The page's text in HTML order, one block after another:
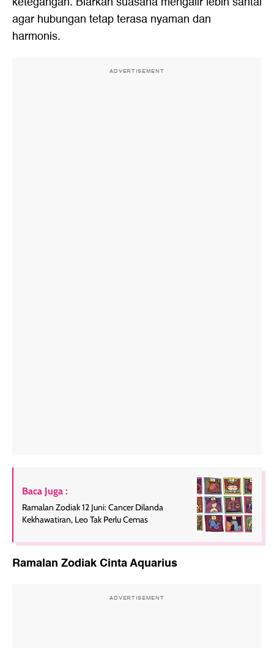
agar hubungan tetap terasa nyaman dan
harmonis.
ADVERTISEMENT
Baca Juga :
Ramalan Zodiak 12 Juni: Cancer Dilanda
Kekhawatiran, Leo Tak Perlu Cemas
Ramalan Zodiak Cinta Aquarius
ADVERTISEMENT